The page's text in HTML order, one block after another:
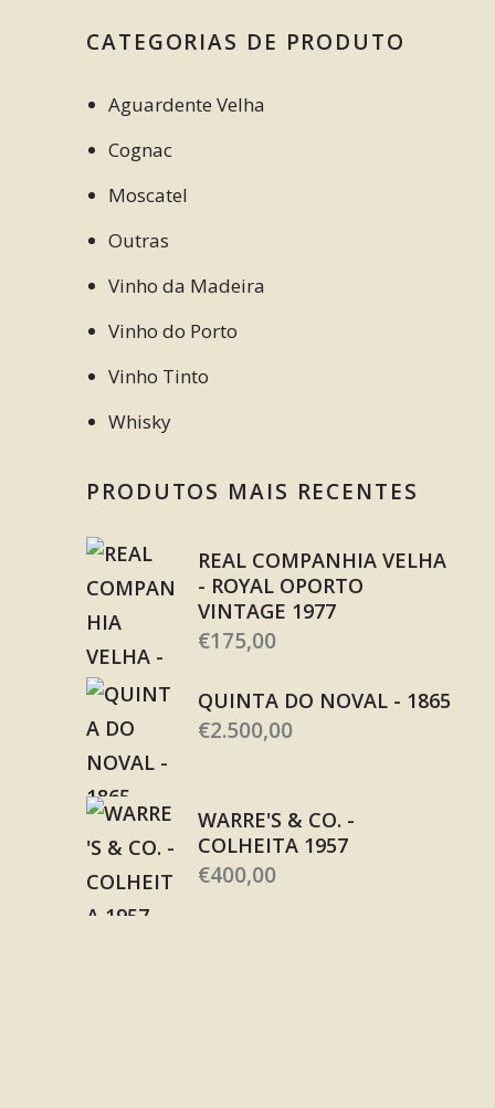
CATEGORIAS DE PRODUTO
Aguardente Velha
Cognac
Moscatel
Outras
Vinho da Madeira
Vinho do Porto
Vinho Tinto
Whisky
PRODUTOS MAIS RECENTES
REAL COMPANHIA VELHA
- ROYAL OPORTO
VINTAGE 1977
€175,00
QUINTA DO NOVAL - 1865
€2.500,00
WARRE'S & CO. -
COLHEITA 1957
€400,00